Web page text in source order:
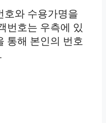
호와 수용가명을
번호는 우측에 있
통해 본인의 번호